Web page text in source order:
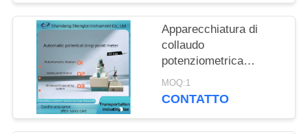
Apparecchiatura di
collaudo
potenziometrica
automatica dell'olio da
tavola di titolazione ST-
MOQ:1
CONTATTO